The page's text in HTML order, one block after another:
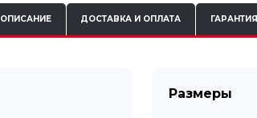
ОПИСАНИЕ ДОСТАВКА И ОПЛАТА ГАРАНТИЯ
Размеры